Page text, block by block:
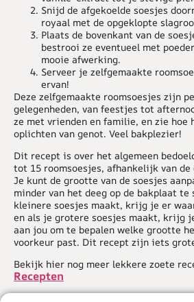
Snijd de afgekoelde soesjes
royaal met de opgeklopte
Plaats de bovenkant van de
bestrooi ze eventueel met
mooie afwerking.
Serveer je zelfgemaakte
ervan!
Deze zelfgemaakte roomsoesjes zijn
gelegenheden, van feestjes tot
ze met vrienden en familie, en zie hoe
oplichten van genot. Veel bakplezier!
Dit recept is over het algemeen
tot 15 roomsoesjes, afhankelijk van
Je kunt de grootte van de soesjes
minder van het deeg op de bakplaat te
kleinere soesjes maakt, krijg je er
en als je grotere soesjes maakt, krijg
aan jou om te bepalen welke grootte
voorkeur past. Dit recept zijn iets
Bekijk hier nog meer lekkere zoete
Recepten